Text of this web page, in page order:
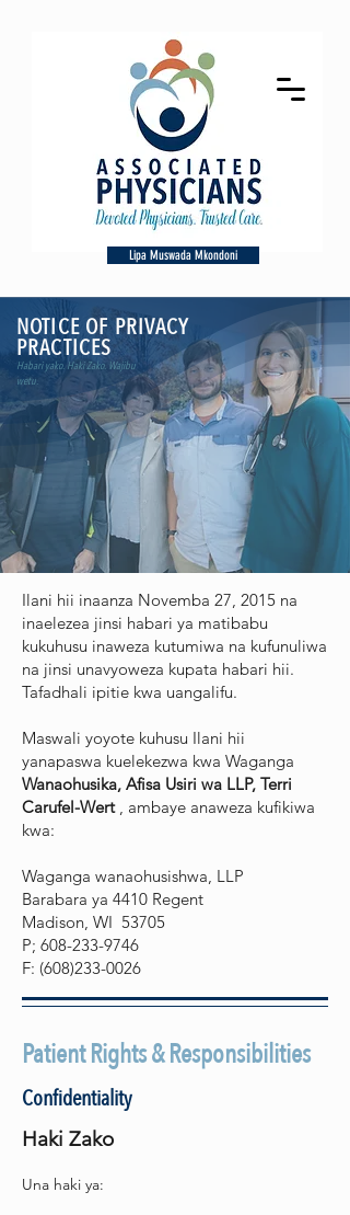
Lipa Muswada Mkondoni
NOTICE OF PRIVACY
PRACTICES
Habari yako. Haki Zako. Wajibu
wetu.
Ilani hii inaanza Novemba 27, 2015 na
inaelezea jinsi habari ya matibabu
kukuhusu inaweza kutumiwa na kufunuliwa
na jinsi unavyoweza kupata habari hii.
Tafadhali ipitie kwa uangalifu.
Maswali yoyote kuhusu Ilani hii
yanapaswa kuelekezwa kwa Waganga
Wanaohusika, Afisa Usiri wa LLP, Terri
Carufel-Wert, ambaye anaweza kufikiwa
kwa:
Waganga wanaohusishwa, LLP
Barabara ya 4410 Regent
Madison, WI 53705
P; 608-233-9746
F: (608)233-0026
Patient Rights & Responsibilities
Confidentiality
Haki Zako
Una haki ya: